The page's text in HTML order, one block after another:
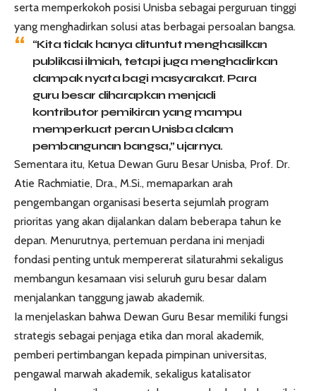
serta memperkokoh posisi Unisba sebagai perguruan tinggi
yang menghadirkan solusi atas berbagai persoalan bangsa.
“Kita tidak hanya dituntut menghasilkan
publikasi ilmiah, tetapi juga menghadirkan
dampak nyata bagi masyarakat. Para
guru besar diharapkan menjadi
kontributor pemikiran yang mampu
memperkuat peran Unisba dalam
pembangunan bangsa,” ujarnya.
Sementara itu, Ketua Dewan Guru Besar Unisba, Prof. Dr.
Atie Rachmiatie, Dra., M.Si., memaparkan arah
pengembangan organisasi beserta sejumlah program
prioritas yang akan dijalankan dalam beberapa tahun ke
depan. Menurutnya, pertemuan perdana ini menjadi
fondasi penting untuk mempererat silaturahmi sekaligus
membangun kesamaan visi seluruh guru besar dalam
menjalankan tanggung jawab akademik.
Ia menjelaskan bahwa Dewan Guru Besar memiliki fungsi
strategis sebagai penjaga etika dan moral akademik,
pemberi pertimbangan kepada pimpinan universitas,
pengawal marwah akademik, sekaligus katalisator